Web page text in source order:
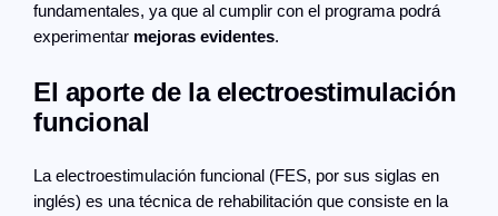
fundamentales, ya que al cumplir con el programa podrá
experimentar mejoras evidentes.
El aporte de la electroestimulación
funcional
La electroestimulación funcional (FES, por sus siglas en
inglés) es una técnica de rehabilitación que consiste en la